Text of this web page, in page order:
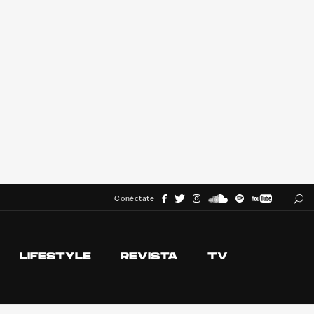
Conéctate
LIFESTYLE REVISTA TV